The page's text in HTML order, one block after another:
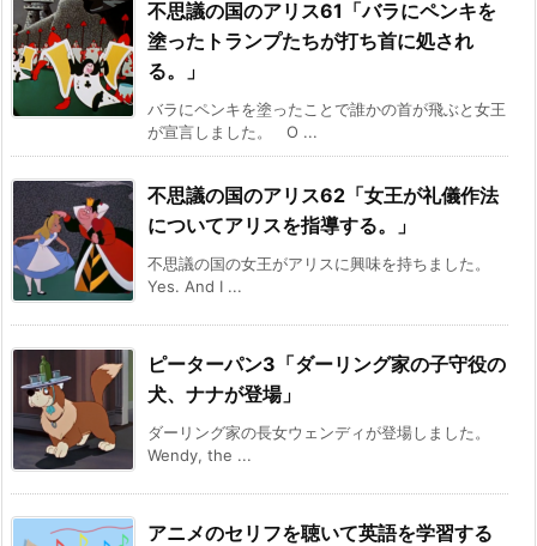
不思議の国のアリス61「バラにペンキを
塗ったトランプたちが打ち首に処され
る。」
バラにペンキを塗ったことで誰かの首が飛ぶと女王
が宣言しました。 O ...
不思議の国のアリス62「女王が礼儀作法
についてアリスを指導する。」
不思議の国の女王がアリスに興味を持ちました。
Yes. And I ...
ピーターパン3「ダーリング家の子守役の
犬、ナナが登場」
ダーリング家の長女ウェンディが登場しました。
Wendy, the ...
アニメのセリフを聴いて英語を学習する